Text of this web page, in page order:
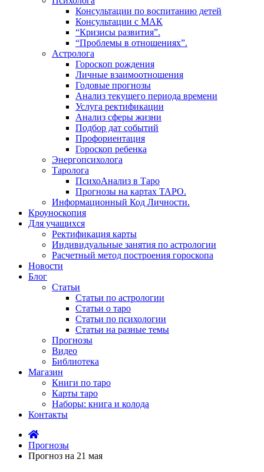
Консультации по воспитанию детей
Консультации с МАК
“Кризисы развития”.
“Проблемы в отношениях”.
Астролога
Гороскоп рождения
Личные взаимоотношения
Годовые прогнозы
Анализ текущего периода времени
Услуга ректификации
Анализ сферы жизни
Подбор дат событий
Профориентация
Гороскоп ребенка
Энергопсихолога
Таролога
ПсихоАнализ в Таро
Прогнозы на картах ТАРО.
Информационный Код Личности.
Кроуноскопия
Для учащихся
Ректификация карты
Индивидуальные занятия по астрологии
Расчетный метод построения гороскопа
Новости
Блог
Статьи
Статьи по астрологии
Статьи о таро
Статьи по психологии
Статьи на разные темы
Прогнозы
Видео
Библиотека
Магазин
Книги по таро
Карты таро
Наборы: книга и колода
Контакты
Прогнозы
Прогноз на 21 мая